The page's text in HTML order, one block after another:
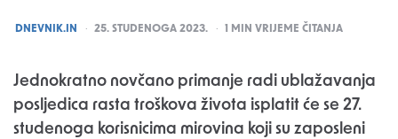
POSTED
DNEVNIK.IN 25. STUDENOGA 2023. 1 MIN VRIJEME ČITANJA
Jednokratno novčano primanje radi ublažavanja
posljedica rasta troškova života isplatit će se 27.
studenoga korisnicima mirovina koji su zaposleni